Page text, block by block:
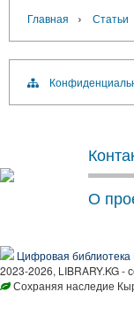
Главная › Статьи
О
Цифровая библиотека
2023-2026, LIBRARY.KG -
Сохраняя наследие